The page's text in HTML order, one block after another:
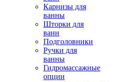
Карнизы для
ванны
Шторки для
ванн
Подголовники
Ручки для
ванны
Гидромассажные
опции